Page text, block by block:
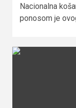
Nacionalna
ponosom je